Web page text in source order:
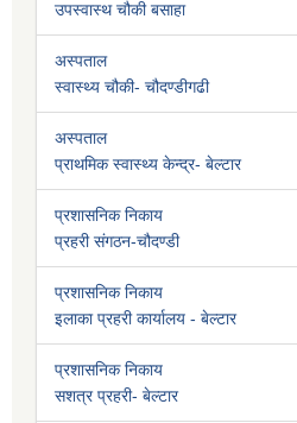
उपस्वास्थ चौकी बसाहा
अस्पताल
स्वास्थ्य चौकी- चौदण्डीगढी
अस्पताल
प्राथमिक स्वास्थ्य केन्द्र- बेल्टार
प्रशासनिक निकाय
प्रहरी संगठन-चौदण्डी
प्रशासनिक निकाय
इलाका प्रहरी कार्यालय - बेल्टार
प्रशासनिक निकाय
सशत्र प्रहरी- बेल्टार